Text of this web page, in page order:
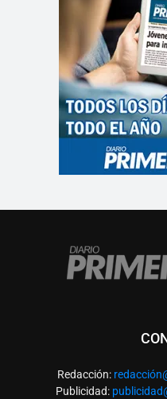
Redacción: redacció
Publicidad: